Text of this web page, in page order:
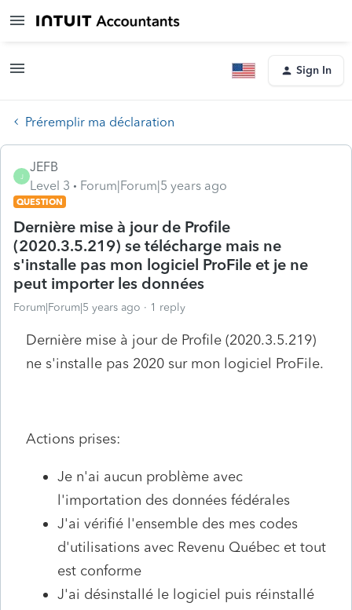
Sign In
Préremplir ma déclaration
J
JEFB
Level 3
Forum|Forum|5 years ago
QUESTION
Dernière mise à jour de Profile
(2020.3.5.219) se télécharge mais ne
s'installe pas mon logiciel ProFile et je ne
peut importer les données
Forum|Forum|5 years ago 1 reply
Dernière mise à jour de Profile (2020.3.5.219)
ne s'installe pas 2020 sur mon logiciel ProFile.
Actions prises:
Je n'ai aucun problème avec
l'importation des données fédérales
J'ai vérifié l'ensemble des mes codes
d'utilisations avec Revenu Québec et tout
est conforme
J'ai désinstallé le logiciel puis réinstallé